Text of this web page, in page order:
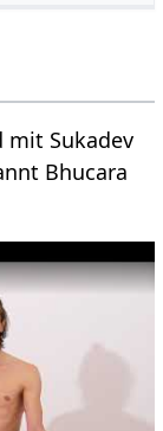
mit Sukadev
Bhucara